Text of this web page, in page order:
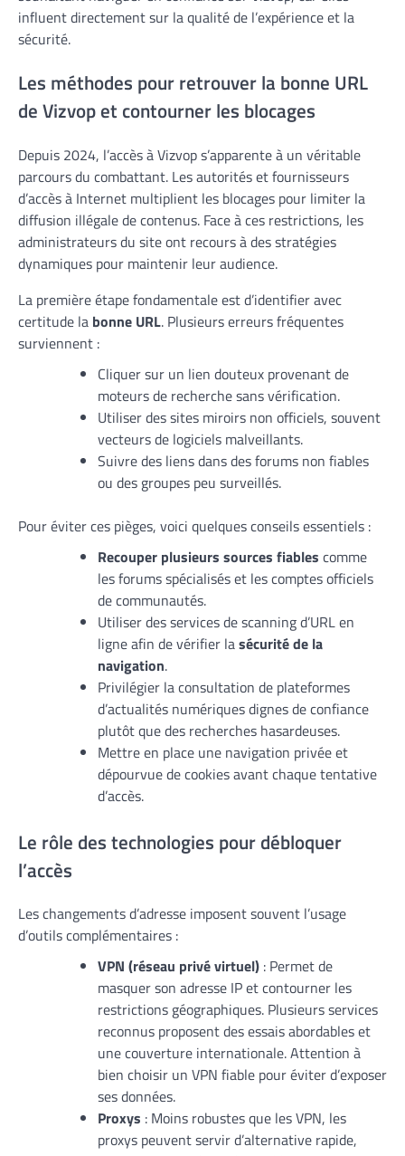
influent directement sur la qualité de l’expérience et la
sécurité.
Les méthodes pour retrouver la bonne URL
de Vizvop et contourner les blocages
Depuis 2024, l’accès à Vizvop s’apparente à un véritable
parcours du combattant. Les autorités et fournisseurs
d’accès à Internet multiplient les blocages pour limiter la
diffusion illégale de contenus. Face à ces restrictions, les
administrateurs du site ont recours à des stratégies
dynamiques pour maintenir leur audience.
La première étape fondamentale est d’identifier avec
certitude la bonne URL. Plusieurs erreurs fréquentes
surviennent :
Cliquer sur un lien douteux provenant de
moteurs de recherche sans vérification.
Utiliser des sites miroirs non officiels, souvent
vecteurs de logiciels malveillants.
Suivre des liens dans des forums non fiables
ou des groupes peu surveillés.
Pour éviter ces pièges, voici quelques conseils essentiels :
Recouper plusieurs sources fiables comme
les forums spécialisés et les comptes officiels
de communautés.
Utiliser des services de scanning d’URL en
ligne afin de vérifier lasécurité de la
navigation.
Privilégier la consultation de plateformes
d’actualités numériques dignes de confiance
plutôt que des recherches hasardeuses.
Mettre en place une navigation privée et
dépourvue de cookies avant chaque tentative
d’accès.
Le rôle des technologies pour débloquer
l’accès
Les changements d’adresse imposent souvent l’usage
d’outils complémentaires :
VPN (réseau privé virtuel) : Permet de
masquer son adresse IP et contourner les
restrictions géographiques. Plusieurs services
reconnus proposent des essais abordables et
une couverture internationale. Attention à
bien choisir un VPN fiable pour éviter d’exposer
ses données.
Proxys : Moins robustes que les VPN, les
proxys peuvent servir d’alternative rapide,